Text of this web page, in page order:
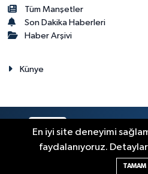
Tüm Manşetler
Son Dakika Haberleri
Haber Arşivi
Künye
RSS Copyright ©
Haber Yazılımı:
En iyi site deneyimi
faydalanıyoruz.
TAMAM